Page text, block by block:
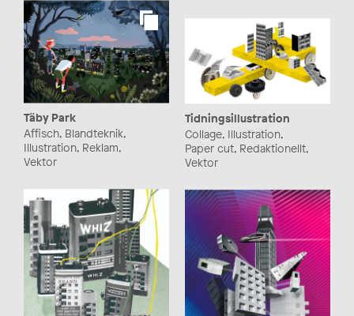
Täby Park
Affisch, Blandteknik,
Illustration, Reklam,
Vektor
Tidningsillustration
Collage, Illustration,
Paper cut, Redaktionellt,
Vektor